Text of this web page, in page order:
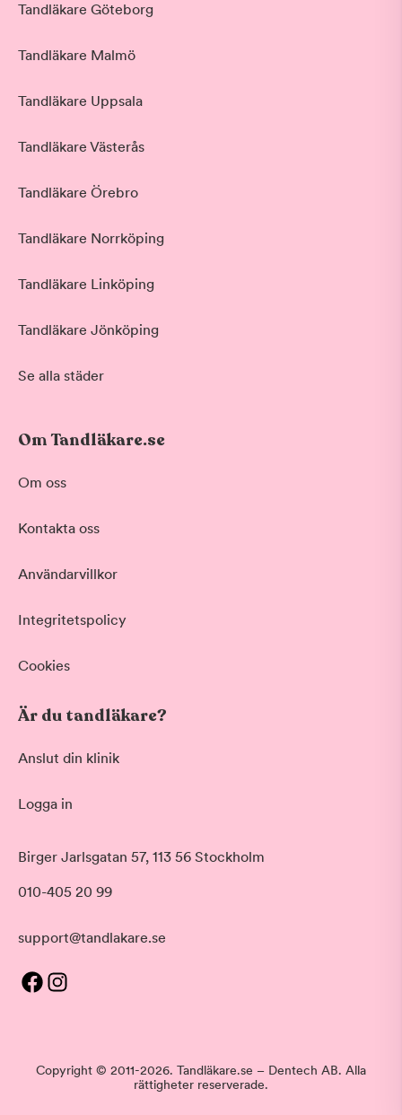
Tandläkare Göteborg
Tandläkare Malmö
Tandläkare Uppsala
Tandläkare Västerås
Tandläkare Örebro
Tandläkare Norrköping
Tandläkare Linköping
Tandläkare Jönköping
Se alla städer
Om Tandläkare.se
Om oss
Kontakta oss
Användarvillkor
Integritetspolicy
Cookies
Är du tandläkare?
Anslut din klinik
Logga in
Birger Jarlsgatan 57, 113 56 Stockholm
010-405 20 99
support@tandlakare.se
Copyright © 2011-2026. Tandläkare.se – Dentech AB. Alla
rättigheter reserverade.